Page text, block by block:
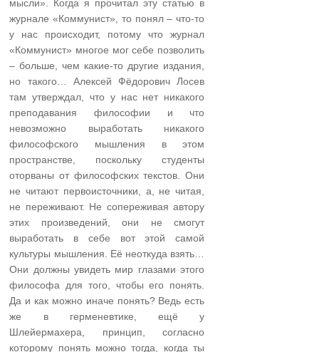
мысли». Когда я прочитал эту статью в
журнале «Коммунист», то понял – что-то
у нас происходит, потому что журнал
«Коммунист» многое мог себе позволить
– больше, чем какие-то другие издания,
но такого… Алексей Фёдорович Лосев
там утверждал, что у нас нет никакого
преподавания философии и что
невозможно выработать никакого
философского мышления в этом
пространстве, поскольку студенты
оторваны от философских текстов. Они
не читают первоисточники, а, не читая,
не переживают. Не сопереживая автору
этих произведений, они не смогут
выработать в себе вот этой самой
культуры мышления. Её неоткуда взять…
Они должны увидеть мир глазами этого
философа для того, чтобы его понять.
Да и как можно иначе понять? Ведь есть
же в герменевтике, ещё у
Шлейермахера, принцип, согласно
которому понять можно тогда, когда ты